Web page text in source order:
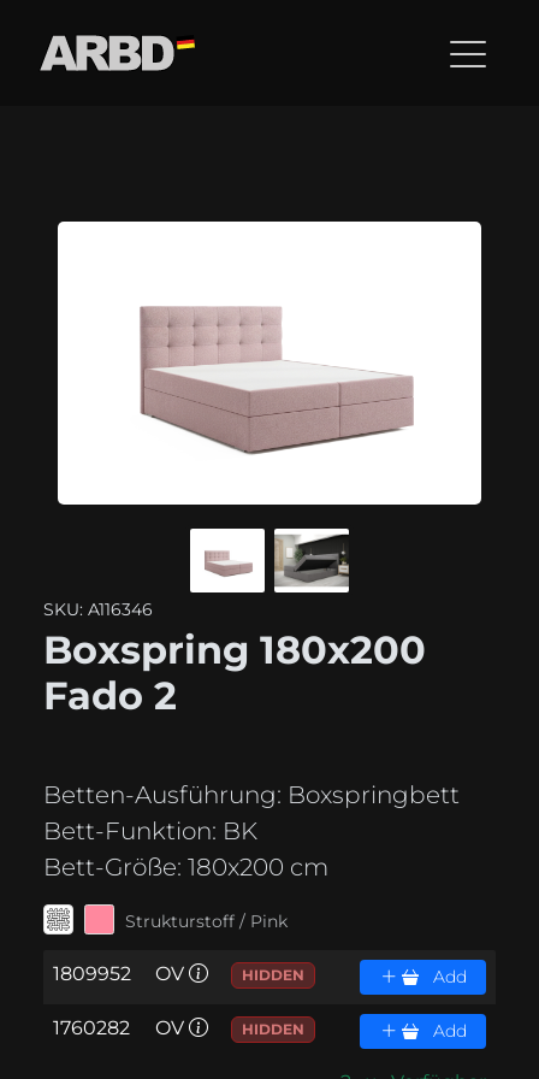
SKU: A116346
Boxspring 180x200
Fado 2
Betten-Ausführung: Boxspringbett
Bett-Funktion: BK
Bett-Größe: 180x200 cm
Strukturstoff / Pink
1809952 OV HIDDEN Add
1760282 OV HIDDEN Add